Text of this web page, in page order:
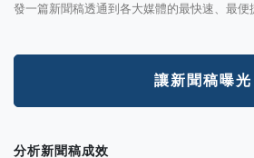
發一篇新聞稿透通到各大媒體的最快速、最便
讓新聞稿曝光
分析新聞稿成效